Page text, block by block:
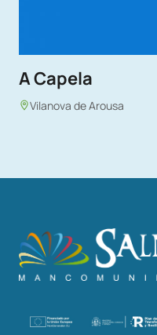
A Capela
Vilanova de Arousa